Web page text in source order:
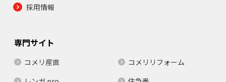
採用情報
専門サイト
コメリ産直
コメリリフォーム